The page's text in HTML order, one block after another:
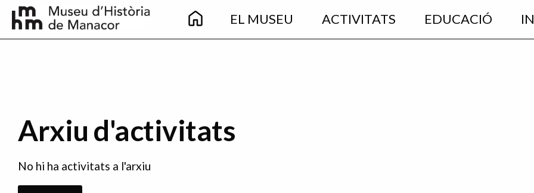
Vés al contingut
Main
navigation
EL MUSEU ACTIVITATS EDUCACIÓ
Arxiu d'activitats
No hi ha activitats a l'arxiu